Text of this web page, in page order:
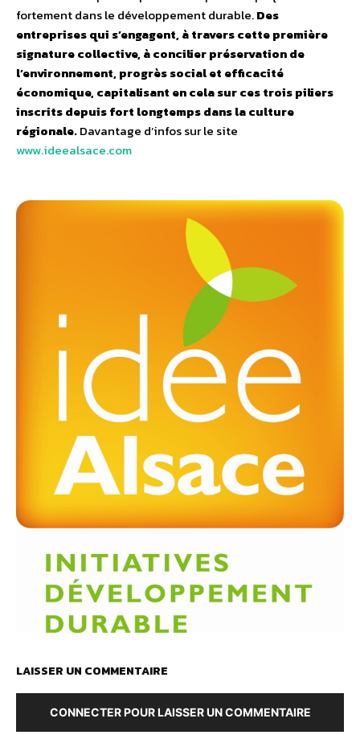
fortement dans le développement durable.Des
entreprises qui s’engagent, à travers cette première
signature collective, à concilier préservation de
l’environnement, progrès social et efficacité
économique, capitalisant en cela sur ces trois piliers
inscrits depuis fort longtemps dans la culture
régionale.Davantage d’infos sur le site
www.ideealsace.com
LAISSER UN COMMENTAIRE
CONNECTER POUR LAISSER UN COMMENTAIRE